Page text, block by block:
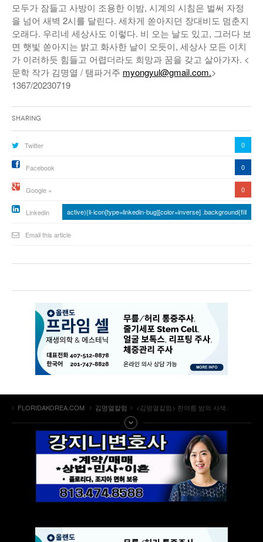
모두가 잠들고 사방이 조용한 이밤, 시계의 시침은 벌써 자정
을 넘어 새벽 2시를 달린다. 세차게 쏟아지던 장대비도 멈춘지
오래다. 우리네 세상사도 이렇다. 비 오는 날도 있고, 그러다 보
면 햇빛 쏟아지는 밝고 화사한 날이 오듯이, 세상사 모든 이치
가 이러하듯 힘들고 어렵더라도 희망과 꿈을 갖고 살아가자. <
문학 작가 김명열 / 탬파거주 myongyul@gmail.com.>
1367/20230719
Sharing
Twitter 0
Facebook 0
Google + 0
Linkedin active){li-icon[type=linkedin-bug][color=inverse] .background{fill
Email this article
FLORIDAKOREA.COM 김명열칼럼 <김명열칼럼> 한여름 밤의 사색.